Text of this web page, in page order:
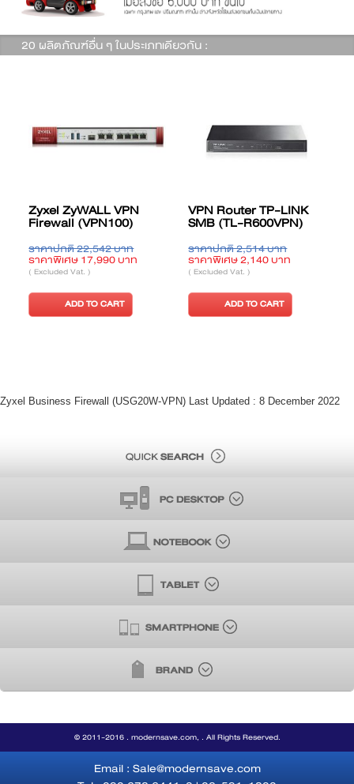
20 ผลิตภัณฑ์อื่น ๆ ในประเภทเดียวกัน :
Zyxel ZyWALL VPN
Firewall (VPN100)
ราคาปกติ 22,542 บาท
ราคาพิเศษ 17,990 บาท
( Excluded Vat. )
ADD TO CART
VPN Router TP-LINK
SMB (TL-R600VPN)
ราคาปกติ 2,514 บาท
ราคาพิเศษ 2,140 บาท
( Excluded Vat. )
ADD TO CART
Zyxel Business Firewall (USG20W-VPN) Last Updated : 8 December 2022
© 2011-2016 . modernsave.com, . All Rights Reserved.
Email : Sale@modernsave.com